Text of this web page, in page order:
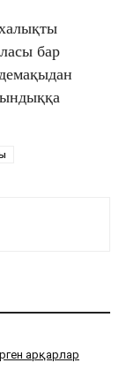
бар
арқарлар